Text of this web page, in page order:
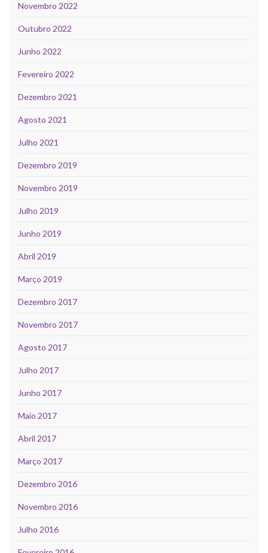
Novembro 2022
Outubro 2022
Junho 2022
Fevereiro 2022
Dezembro 2021
Agosto 2021
Julho 2021
Dezembro 2019
Novembro 2019
Julho 2019
Junho 2019
Abril 2019
Março 2019
Dezembro 2017
Novembro 2017
Agosto 2017
Julho 2017
Junho 2017
Maio 2017
Abril 2017
Março 2017
Dezembro 2016
Novembro 2016
Julho 2016